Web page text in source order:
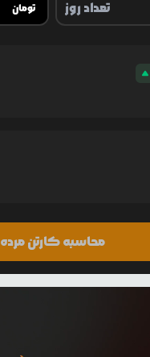
تومان
محاسبه کارتن مرده